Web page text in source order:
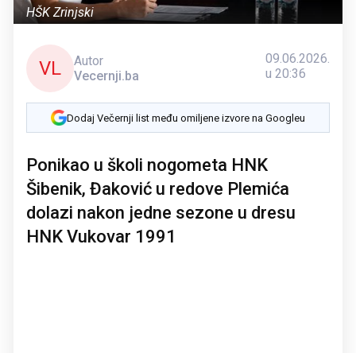
HŠK Zrinjski
VL
Autor
Vecernji.ba
09.06.2026.
u 20:36
Dodaj Večernji list među omiljene izvore na Googleu
Ponikao u školi nogometa HNK
Šibenik, Đaković u redove Plemića
dolazi nakon jedne sezone u dresu
HNK Vukovar 1991